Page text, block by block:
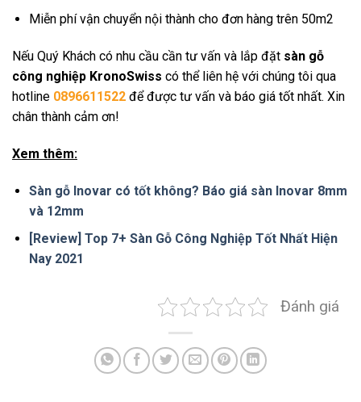
Miễn phí vận chuyển nội thành cho đơn hàng trên 50m2
Nếu Quý Khách có nhu cầu cần tư vấn và lắp đặt sàn gỗ
công nghiệp KronoSwiss có thể liên hệ với chúng tôi qua
hotline 0896611522 để được tư vấn và báo giá tốt nhất. Xin
chân thành cảm ơn!
Xem thêm:
Sàn gỗ Inovar có tốt không? Báo giá sàn Inovar 8mm
và 12mm
[Review] Top 7+ Sàn Gỗ Công Nghiệp Tốt Nhất Hiện
Nay 2021
Đánh giá